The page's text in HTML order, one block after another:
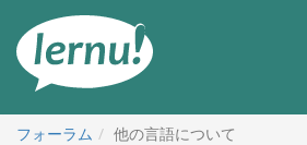
フォーラム
他の言語について